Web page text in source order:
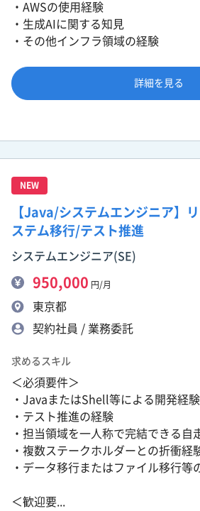
・AWSの使用経験
・生成AIに関する知見
・その他インフラ領域の経験
詳細を見る
NEW
【Java/システムエンジニア】
ステム移行/テスト推進
システムエンジニア(SE)
950,000 円/月
東京都
契約社員 / 業務委託
求めるスキル
＜必須要件＞
・JavaまたはShell等による開発経験
・テスト推進の経験
・担当領域を一人称で完結できる自
・複数ステークホルダーとの折衝経
・データ移行またはファイル移行等
＜歓迎要...